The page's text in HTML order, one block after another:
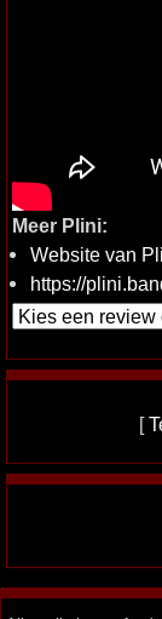
Meer Plini:
Website van
https://
[